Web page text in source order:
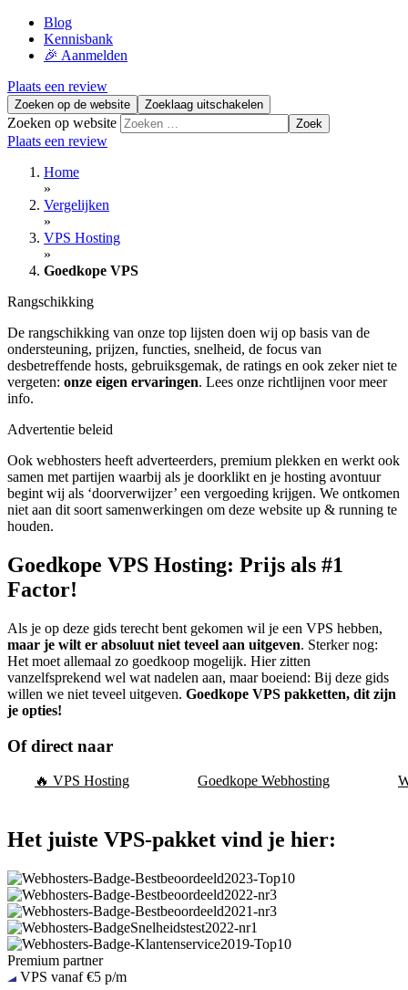
Blog
Kennisbank
🎉 Aanmelden
Plaats een review
Zoeken op de website Zoeklaag uitschakelen
Zoeken op website Zoek
Plaats een review
Home
»
Vergelijken
»
VPS Hosting
»
Goedkope VPS
Rangschikking
De rangschikking van onze top lijsten doen wij op basis van de
ondersteuning, prijzen, functies, snelheid, de focus van
desbetreffende hosts, gebruiksgemak, de ratings en ook zeker niet te
vergeten: onze eigen ervaringen. Lees onze richtlijnen voor meer
info.
Advertentie beleid
Ook webhosters heeft adverteerders, premium plekken en werkt ook
samen met partijen waarbij als je doorklikt en je hosting avontuur
begint wij als ‘doorverwijzer’ een vergoeding krijgen. We ontkomen
niet aan dit soort samenwerkingen om deze website up & running te
houden.
Goedkope VPS Hosting: Prijs als #1
Factor!
Als je op deze gids terecht bent gekomen wil je een VPS hebben,
maar je wilt er absoluut niet teveel aan uitgeven. Sterker nog:
Het moet allemaal zo goedkoop mogelijk. Hier zitten
vanzelfsprekend wel wat nadelen aan, maar boeiend: Bij deze gids
willen we niet teveel uitgeven. Goedkope VPS pakketten, dit zijn
je opties!
Of direct naar
🔥 VPS Hosting Goedkope Webhosting
Het juiste VPS-pakket vind je hier:
Premium partner
VPS vanaf €5 p/m